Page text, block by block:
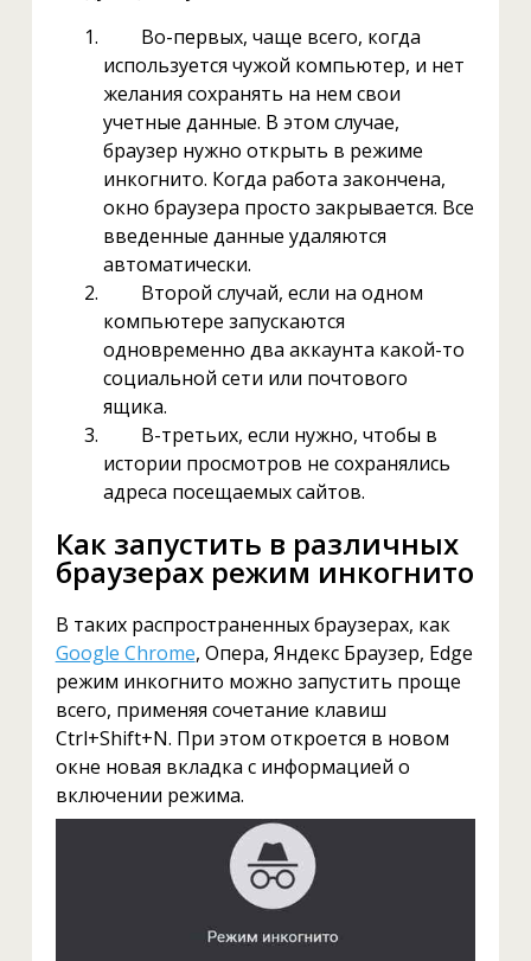
Во-первых, чаще всего, когда
используется чужой компьютер, и нет
желания сохранять на нем свои
учетные данные. В этом случае,
браузер нужно открыть в режиме
инкогнито. Когда работа закончена,
окно браузера просто закрывается. Все
введенные данные удаляются
автоматически.
Второй случай, если на одном
компьютере запускаются
одновременно два аккаунта какой-то
социальной сети или почтового
ящика.
В-третьих, если нужно, чтобы в
истории просмотров не сохранялись
адреса посещаемых сайтов.
Как запустить в различных
браузерах режим инкогнито
В таких распространенных браузерах, как
Google Chrome, Опера, Яндекс Браузер, Edge
режим инкогнито можно запустить проще
всего, применяя сочетание клавиш
Ctrl+Shift+N. При этом откроется в новом
окне новая вкладка с информацией о
включении режима.